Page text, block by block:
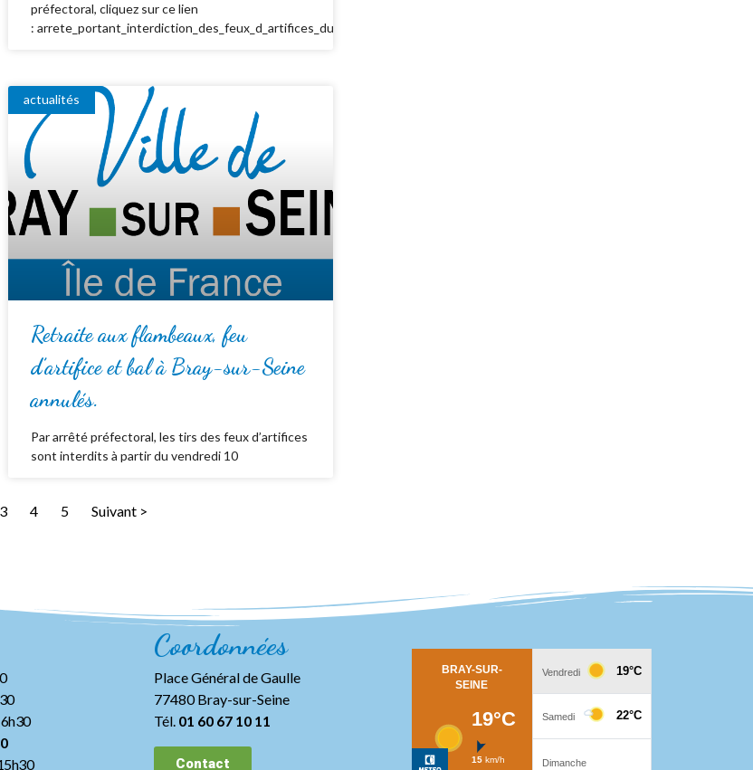
préfectoral, cliquez sur ce lien
: arrete_portant_interdiction_des_feux_d_artifices_du_15_au_19_juillet_2026
actualités
Retraite aux flambeaux, feu
d’artifice et bal à Bray-sur-Seine
annulés.
Par arrêté préfectoral, les tirs des feux d’artifices
sont interdits à partir du vendredi 10
3 4 5 Suivant >
Coordonnées
Place Général de Gaulle
77480 Bray-sur-Seine
Tél. 01 60 67 10 11
Contact